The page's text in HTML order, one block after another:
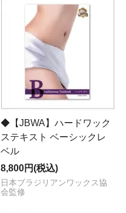
◆【JBWA】ハードワック
ステキスト ベーシックレ
ベル
8,800円(税込)
日本ブラジリアンワックス協
会監修